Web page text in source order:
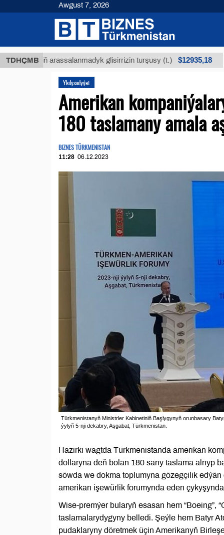
TDHÇMBarassalanmadyk glisirrizin turşusy (t.) $12935,18 Az
Ykdysadyýet
Amerikan
180 taslamany amala
BIZNES TÜRKMENISTAN
11:28 06.12.2023
Türkmenistanyň Ministrler Kabinetiniň Başlygynyň orunbasary
ýylyň 5-nji dekabry, Aşgabat, Türkmenistan.
Häzirki wagtda Türkmenistanda amerikan
dollaryna deň bolan 180 sany taslama alnyp
söwda we dokma toplumyna gözegçilik
amerikan işewürlik forumynda eden
Wise-premýer bularyň esasan hem “Boeing”,
taslamalarydygyny belledi. Şeýle hem Batyr
pudaklaryny döretmek üçin Amerikanyň
Awgust 7, 2026